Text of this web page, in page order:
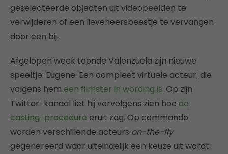
geselecteerde objecten uit videobeelden te
verwijderen of een lieveheersbeestje te vervangen
door een bij.
Afgelopen week toonde Valenzuela zijn nieuwe
speeltje: Eugene. Een compleet virtuele acteur, die
volgens hem een filmster in wording is. Op zijn
Twitter-kanaal liet hij vervolgens zien hoe de
casting-procedure eruit zag. Op commando
worden verschillende acteurs on-the-fly
gegenereerd waar uiteindelijk een keuze uit wordt